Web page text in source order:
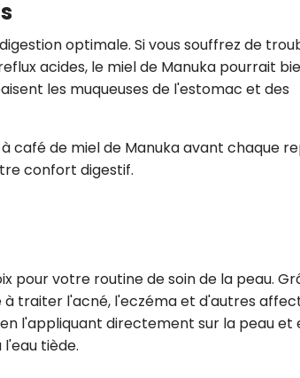
optimale. Si vous souffrez de
acides, le miel de Manuka pourrait
les muqueuses de l'estomac et des
café de miel de Manuka avant chaque
confort digestif.
pour votre routine de soin de la peau.
traiter l'acné, l'eczéma et d'autres
l'appliquant directement sur la peau et
tiède.